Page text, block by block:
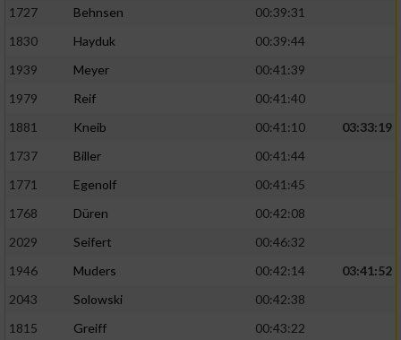
1727
Behnsen
00:39:31
1830
Hayduk
00:39:44
1939
Meyer
00:41:39
1979
Reif
00:41:40
1881
Kneib 00:41:10
03:33:19
1737
Biller
00:41:44
1771
Egenolf
00:41:45
1768
Düren
00:42:08
2029
Seifert
00:46:32
1946
Muders 00:42:14
03:41:52
2043
Solowski
00:42:38
1815
Greiff
00:43:22